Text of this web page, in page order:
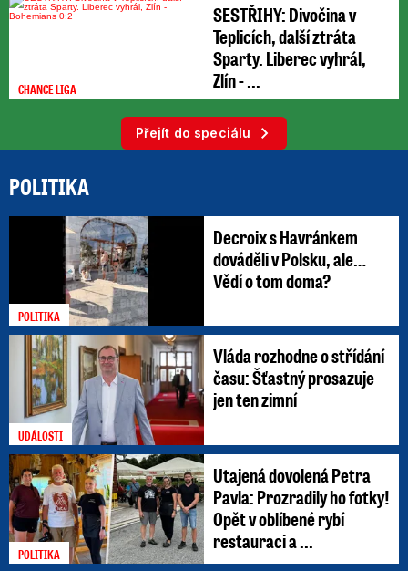
CHANCE LIGA
SESTŘIHY: Divočina v
Teplicích, další ztráta
Sparty. Liberec vyhrál,
Zlín - ...
Přejít do speciálu
POLITIKA
POLITIKA
Decroix s Havránkem
dováděli v Polsku, ale…
Vědí o tom doma?
UDÁLOSTI
Vláda rozhodne o střídání
času: Šťastný prosazuje
jen ten zimní
POLITIKA
Utajená dovolená Petra
Pavla: Prozradily ho fotky!
Opět v oblíbené rybí
restauraci a ...